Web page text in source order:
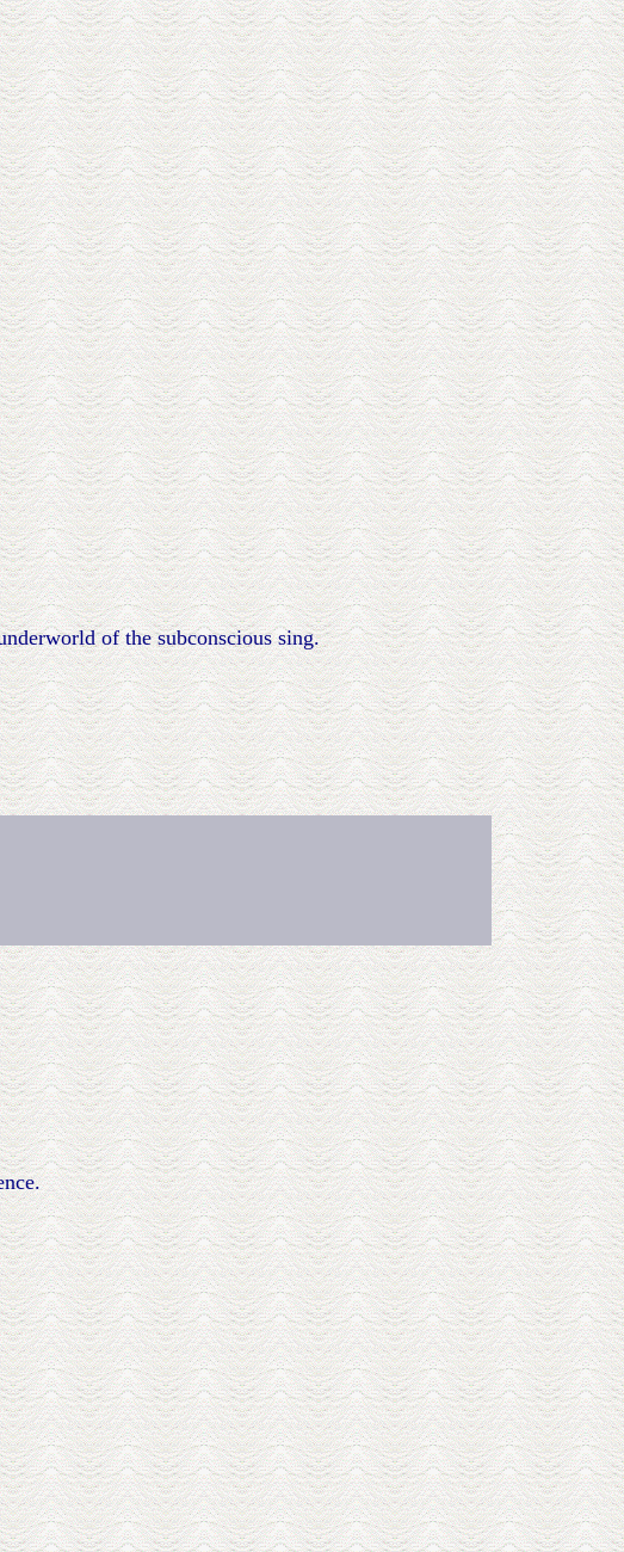
of the subconscious sing.